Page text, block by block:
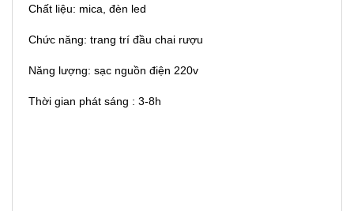
Chất liệu: mica, đèn led
Chức năng: trang trí đầu chai rượu
Năng lượng: sạc nguồn điện 220v
Thời gian phát sáng : 3-8h